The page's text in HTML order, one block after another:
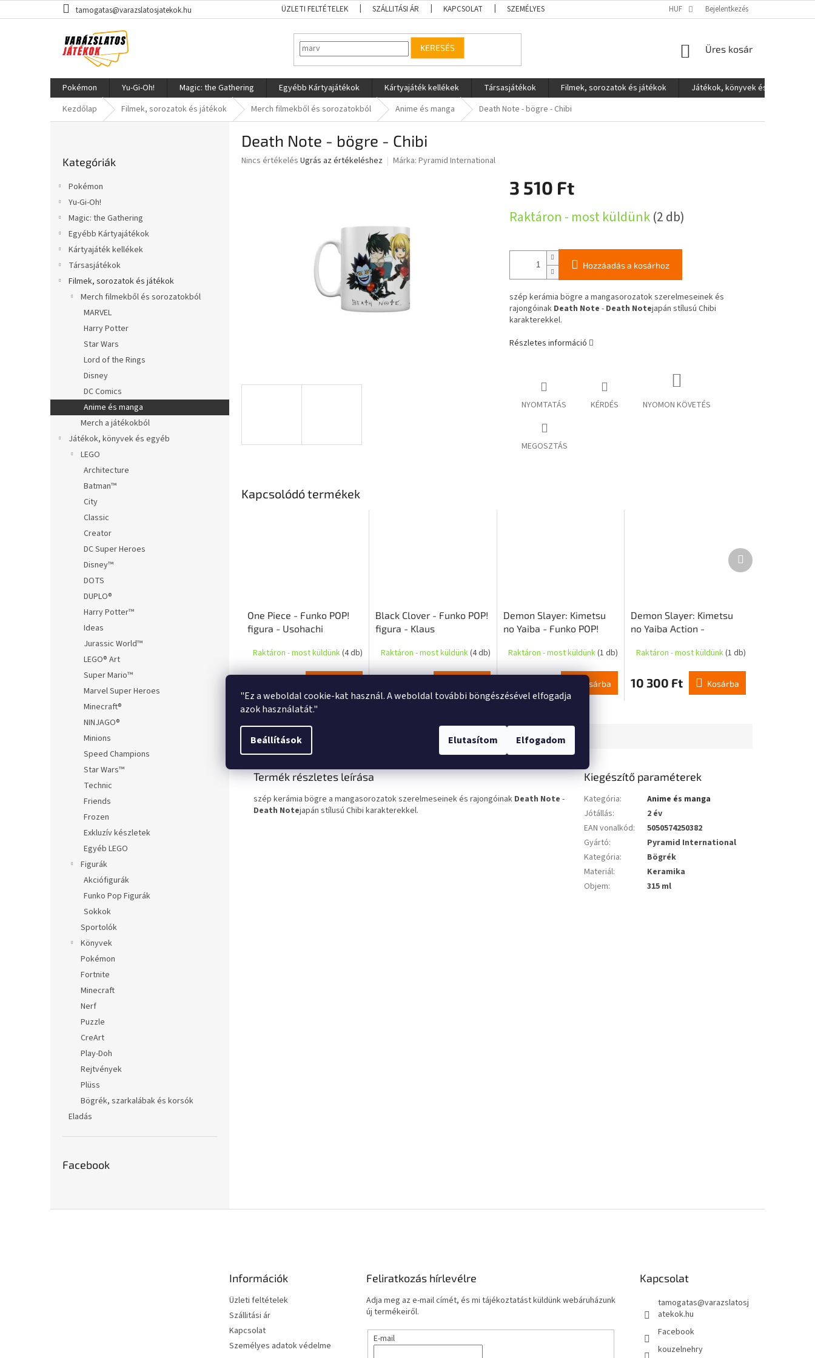
"Ez a weboldal cookie-kat használ. A weboldal további böngészésével elfogadja
azok használatát."
Beállítások Elutasítom Elfogadom
a
tamogatas@varazslatosjatekok.hu ÜZLETI FELTÉTELEK SZÁLLITÁSI ÁR KAPCSOLAT SZEMÉLYES ADATOK VÉDELME HUF Bejelentkezés
KERESÉS KOSÁR
Üres kosár
Pokémon Yu-Gi-Oh! Magic: the Gathering Egyébb Kártyajátékok Kártyajáték kellékek Társasjátékok Filmek, sorozatok és játékok
Játékok, könyvek és egyéb
Kezdőlap
Filmek, sorozatok és játékok Merch filmekből és sorozatokból Anime és manga Death Note - bögre - Chibi
átugrása
Kategóriák
Pokémon
Yu-Gi-Oh!
Magic: the Gathering
Egyébb Kártyajátékok
Kártyajáték kellékek
Társasjátékok
Filmek, sorozatok és játékok
Merch filmekből és sorozatokból
MARVEL
Harry Potter
Star Wars
Lord of the Rings
Disney
DC Comics
Anime és manga
Merch a játékokból
Játékok, könyvek és egyéb
LEGO
Architecture
Batman™
City
Classic
Creator
DC Super Heroes
Disney™
DOTS
DUPLO®
Harry Potter™
Ideas
Jurassic World™
LEGO® Art
Super Mario™
Marvel Super Heroes
Minecraft®
NINJAGO®
Minions
Speed Champions
Star Wars™
Technic
Friends
Frozen
Exkluzív készletek
Egyéb LEGO
Figurák
Akciófigurák
Funko Pop Figurák
Sokkok
Sportolók
Könyvek
Pokémon
Fortnite
Minecraft
Nerf
Puzzle
CreArt
Play-Doh
Rejtvények
Plüss
Bögrék, szarkalábak és korsók
Eladás
Facebook
Death Note - bögre - Chibi
A
Nincs értékelés Ugrás az értékeléshez Márka: Pyramid International
3 510 Ft
Raktáron - most küldünk(2 db)
Hozzáadás a kosárhoz
szép kerámia bögre a mangasorozatok szerelmeseinek és
rajongóinak Death Note - Death Notejapán stílusú Chibi
karakterekkel.
Részletes információ
NYOMTATÁS KÉRDÉS NYOMON KÖVETÉS
MEGOSZTÁS
Kapcsolódó termékek
One Piece - Funko POP!
figura - Usohachi
Raktáron - most küldünk(4 db)
Black Clover - Funko POP!
figura - Klaus
Raktáron - most küldünk(4 db)
Demon Slayer: Kimetsu
no Yaiba - Funko POP!
Raktáron - most küldünk(1 db)
Kosárba
Demon Slayer: Kimetsu
no Yaiba Action -
Thunder Breathing
Raktáron - most küldünk(1 db)
10 300 Ft Kosárba
Következő
termék
Leírás Hasonló (10)
Termék részletes leírása
szép kerámia bögre a mangasorozatok szerelmeseinek és rajongóinak Death Note -
Death Notejapán stílusú Chibi karakterekkel.
Kiegészítő paraméterek
Kategória:
Anime és manga
Jótállás:
2 év
EAN vonalkód:
5050574250382
Gyártó:
Pyramid International
Kategória:
Bögrék
Materiál:
Keramika
Objem: 315 ml
Információk
Üzleti feltételek
Szállitási ár
Kapcsolat
Személyes adatok védelme
Feliratkozás hírlevélre
Adja meg az e-mail címét, és mi tájékoztatást küldünk webáruházunk
új termékeiről.
E-mail
Kapcsolat
tamogatas@varazslatosj
atekok.hu
Facebook
kouzelnehry